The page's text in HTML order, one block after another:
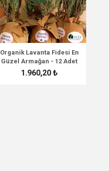
Organik Lavanta Fidesi En
Güzel Armağan - 12 Adet
1.960,20 ₺